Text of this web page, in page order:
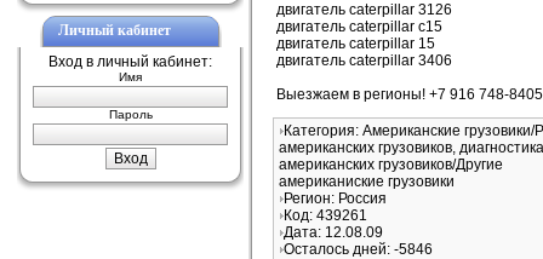
Личный кабинет
Вход в личный кабинет:
Имя
Пароль
двигатель caterpillar 3126
двигатель caterpillar c15
двигатель caterpillar 15
двигатель caterpillar 3406
Выезжаем в регионы! +7 916 748-8405
Категория: Американские грузовики/
американских грузовиков, диагностика
американских грузовиков/Другие
американиские грузовики
Регион: Россия
Код: 439261
Дата: 12.08.09
Осталось дней: -5846